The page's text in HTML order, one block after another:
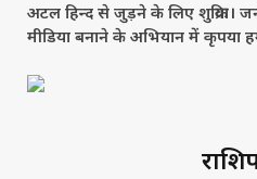
अटल हिन्द से जुड़ने के लिए शुक्रिया।
मीडिया बनाने के अभियान में कृपया